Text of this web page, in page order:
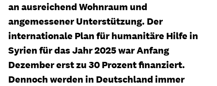
an ausreichend Wohnraum und
angemessener Unterstützung. Der
internationale Plan für humanitäre Hilfe in
Syrien für das Jahr 2025 war Anfang
Dezember erst zu 30 Prozent finanziert.
Dennoch werden in Deutschland immer